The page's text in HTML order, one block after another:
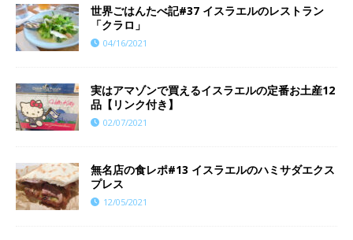
世界ごはんたべ記#37 イスラエルのレストラン
「クラロ」
04/16/2021
実はアマゾンで買えるイスラエルの定番お土産12
品【リンク付き】
02/07/2021
無名店の食レポ#13 イスラエルのハミサダエクス
プレス
12/05/2021